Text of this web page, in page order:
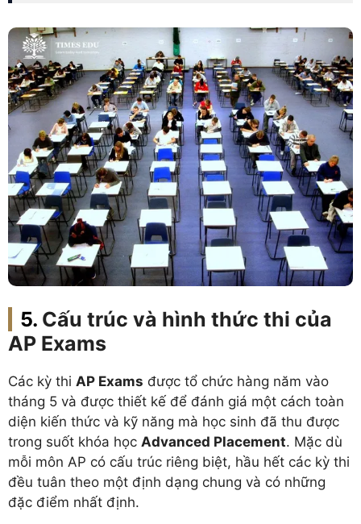
Cấu trúc và hình thức thi của
AP Exams
Các kỳ thi AP Exams được tổ chức hàng năm vào
tháng 5 và được thiết kế để đánh giá một cách toàn
diện kiến thức và kỹ năng mà học sinh đã thu được
trong suốt khóa học Advanced Placement. Mặc dù
mỗi môn AP có cấu trúc riêng biệt, hầu hết các kỳ thi
đều tuân theo một định dạng chung và có những
đặc điểm nhất định.